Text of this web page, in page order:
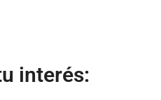
interés: